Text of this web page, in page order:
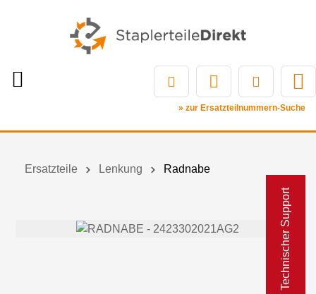
Technischer Support
» zur Ersatzteilnummern-Suche
Ersatzteile Lenkung Radnabe